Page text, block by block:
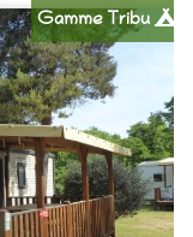
Gamme Tribu